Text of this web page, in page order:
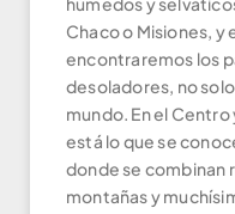
Chaco o Misiones, y
encontraremos los
desoladores, no
mundo. En el Centro
está lo que se
donde se combinan
montañas y